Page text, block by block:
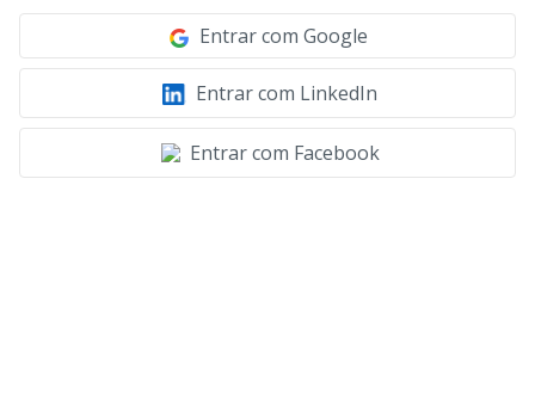
Entrar com Google
Entrar com LinkedIn
Entrar com Facebook